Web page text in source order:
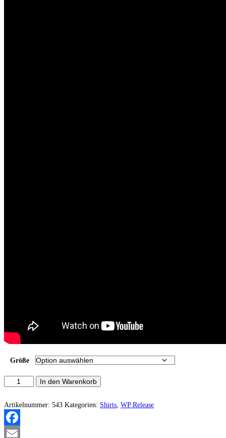
Größe
Mordhell
Shirt
In den Warenkorb
Artikelnummer: 543 Kategorien: Shirts, WP Release
Facebook